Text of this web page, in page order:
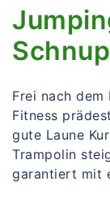
Frei nach
Fitness
gute Laune
Trampolin
garantiert mit